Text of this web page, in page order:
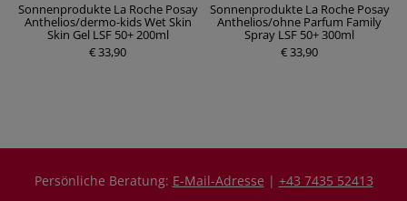
Sonnenprodukte La Roche Posay
Anthelios/dermo-kids Wet Skin
Skin Gel LSF 50+ 200ml
€ 33,90
Sonnenprodukte La Roche Posay
Anthelios/ohne Parfum Family
Spray LSF 50+ 300ml
€ 33,90
P
P
Persönliche Beratung: E-Mail-Adresse | +43 7435 52413